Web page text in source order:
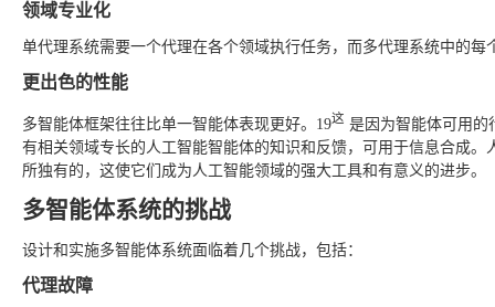
领域专业化
单代理系统需要一个代理在各个领域执行任务，而多代理系统中的每
更出色的性能
多智能体框架往往比单一智能体表现更好。19这 是因为智能体可用的
有相关领域专长的人工智能智能体的知识和反馈，可用于信息合成
所独有的，这使它们成为人工智能领域的强大工具和有意义的进步。
多智能体系统的挑战
设计和实施多智能体系统面临着几个挑战，包括：
代理故障